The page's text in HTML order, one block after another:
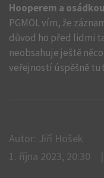
Hooperem a
PGMOL vím, že
důvod ho před lidmi
neobsahuje ještě
veřejností úspěšně
Autor: Jiří Hošek
1. října 2023, 20:30